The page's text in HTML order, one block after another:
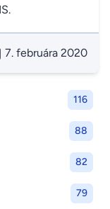
116
88
82
79
7. februára 2020